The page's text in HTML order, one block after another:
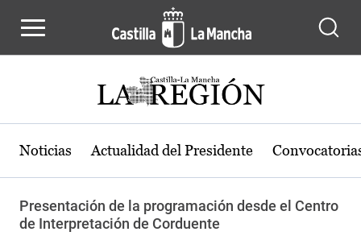
Noticias Actualidad del Presidente
Presentación de la programación desde el Centro
de Interpretación de Corduente